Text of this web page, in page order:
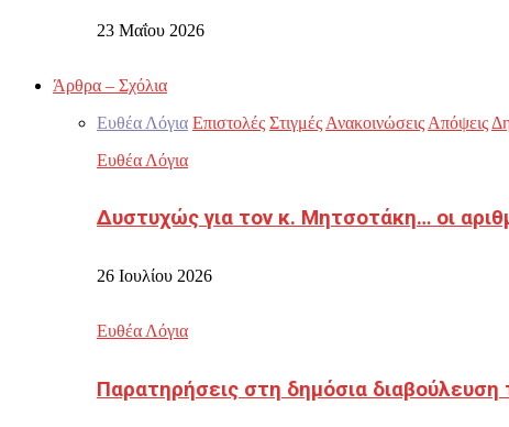
23 Μαΐου 2026
Άρθρα – Σχόλια
Ευθέα Λόγια Επιστολές Στιγμές Ανακοινώσεις Απόψεις
Ευθέα Λόγια
Δυστυχώς για τον κ. Μητσοτάκη… οι
26 Ιουλίου 2026
Ευθέα Λόγια
Παρατηρήσεις στη δημόσια